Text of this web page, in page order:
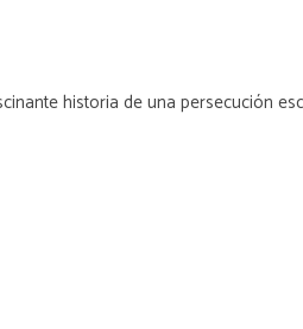
historia de una persecución